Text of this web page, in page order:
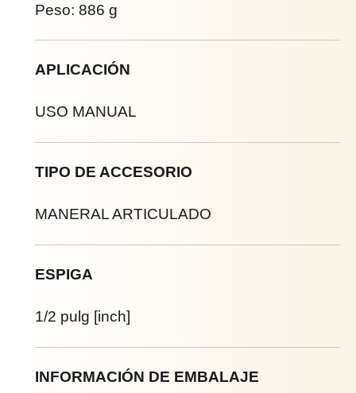
Peso: 886 g
APLICACIÓN
USO MANUAL
TIPO DE ACCESORIO
MANERAL ARTICULADO
ESPIGA
1/2 pulg [inch]
INFORMACIÓN DE EMBALAJE